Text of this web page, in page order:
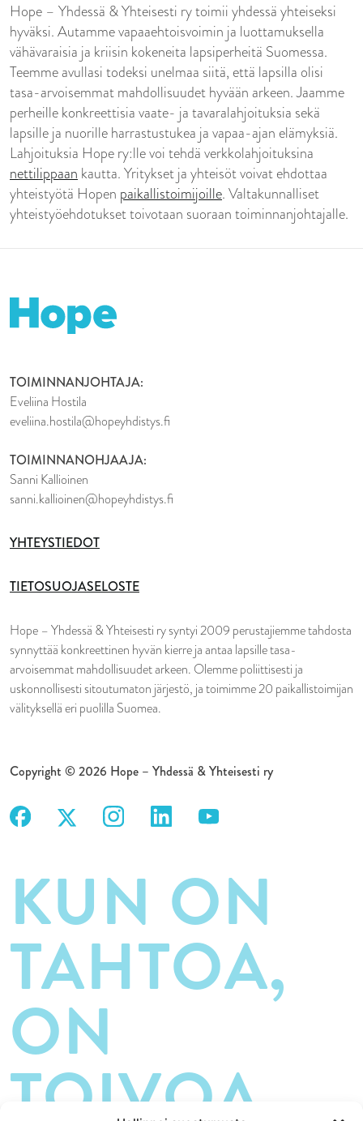
Hope – Yhdessä & Yhteisesti ry toimii yhdessä yhteiseksi
hyväksi. Autamme vapaaehtoisvoimin ja luottamuksella
vähävaraisia ja kriisin kokeneita lapsiperheitä Suomessa.
Teemme avullasi todeksi unelmaa siitä, että lapsilla olisi
tasa-arvoisemmat mahdollisuudet hyvään arkeen. Jaamme
perheille konkreettisia vaate- ja tavaralahjoituksia sekä
lapsille ja nuorille harrastustukea ja vapaa-ajan elämyksiä.
Lahjoituksia Hope ry:lle voi tehdä verkkolahjoituksina
nettilippaan kautta. Yritykset ja yhteisöt voivat ehdottaa
yhteistyötä Hopen paikallistoimijoille. Valtakunnalliset
yhteistyöehdotukset toivotaan suoraan toiminnanjohtajalle.
Hope – Yhdessä & Yhteisesti ry syntyi 2009 perustajiemme tahdosta
synnyttää konkreettinen hyvän kierre ja antaa lapsille tasa-
arvoisemmat mahdollisuudet arkeen. Olemme poliittisesti ja
uskonnollisesti sitoutumaton järjestö, ja toimimme 20 paikallistoimijan
välityksellä eri puolilla Suomea.
Copyright © 2026 Hope – Yhdessä & Yhteisesti ry
TOIMINNANJOHTAJA:
Eveliina Hostila
eveliina.hostila@hopeyhdistys.fi
TOIMINNANOHJAAJA:
Sanni Kallioinen
sanni.kallioinen@hopeyhdistys.fi
YHTEYSTIEDOT
TIETOSUOJASELOSTE
KUN ON
TAHTOA,
ON
TOIVOA.